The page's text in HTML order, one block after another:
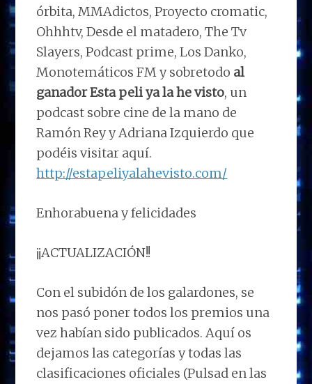
órbita, MMAdictos, Proyecto cromatic,
Ohhhtv, Desde el matadero, The Tv
Slayers, Podcast prime, Los Danko,
Monotemáticos FM y sobretodo al
ganador Esta peli ya la he visto, un
podcast sobre cine de la mano de
Ramón Rey y Adriana Izquierdo que
podéis visitar aquí.
http://estapeliyalahevisto.com/
Enhorabuena y felicidades
¡¡ACTUALIZACIÓN!!
Con el subidón de los galardones, se
nos pasó poner todos los premios una
vez habían sido publicados. Aquí os
dejamos las categorías y todas las
clasificaciones oficiales (Pulsad en las